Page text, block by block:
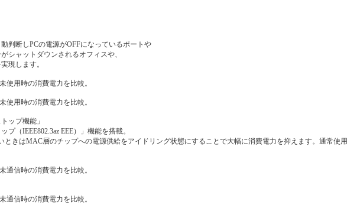
判断しPCの電源がOFFになっているポートや
シャットダウンされるオフィスや、
現します。
使用時の消費電力を比較。
使用時の消費電力を比較。
ップ機能」
（IEEE802.3az EEE）」機能を搭載。
きはMAC層のチップへの電源供給をアイドリング状態にすることで大幅に消費電力を抑えます。通常使用
通信時の消費電力を比較。
通信時の消費電力を比較。